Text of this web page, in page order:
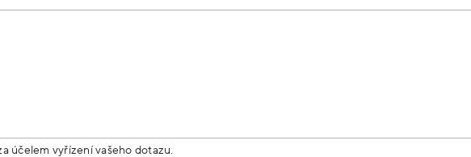
účelem vyřízení vašeho dotazu.